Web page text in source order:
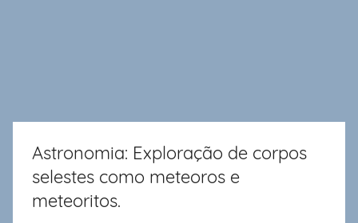
Astronomia: Exploração de corpos
selestes como meteoros e
meteoritos.